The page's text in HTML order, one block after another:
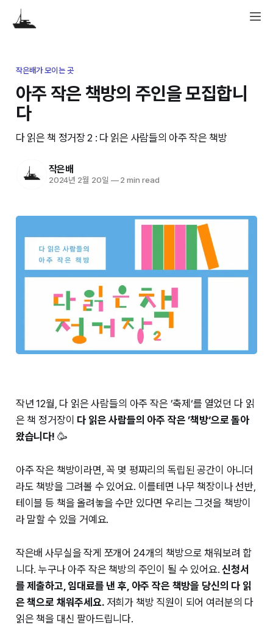
작은배가 모이는 곳
아주 작은 책방의 주인을 모집합니
다
다 읽은 책 정거장 2 : 다 읽은 사람들의 아주 작은 책방
작은배
2024년 2월 20일 —2 min read
작년 12월, 다 읽은 사람들의 아주 작은 ’축제‘를 열었던 다 읽
은 책 정거장이 다 읽은 사람들의 아주 작은 ’책방‘으로 돌아
왔습니다! 🥳
아주 작은 책방이라면, 꼭 몇 평짜리의 독립된 공간이 아니더
라도 책방을 그려볼 수 있어요. 이를테면 나무 책장이나 선반,
테이블 등 책을 올려놓을 수만 있다면 우리는 그것을 책방이
라 말할 수 있을 거예요.
작은배 사무실을 작게 쪼개어 24개의 책방으로 채워보려 합
니다. 누구나 아주 작은 책방의 주인이 될 수 있어요.신청서
를 제출하고, 임대료를 낸 후, 아주 작은 책방을 당신의 다 읽
은 책으로 채워주세요.저희가 책방 직원이 되어 여러분의 다
읽은 책을 대신 팔아드립니다.